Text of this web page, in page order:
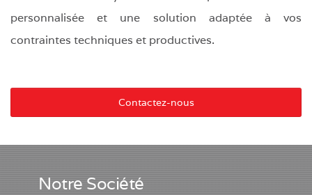
personnalisée et une solution adaptée à vos
contraintes techniques et productives.
Contactez-nous
Notre Société